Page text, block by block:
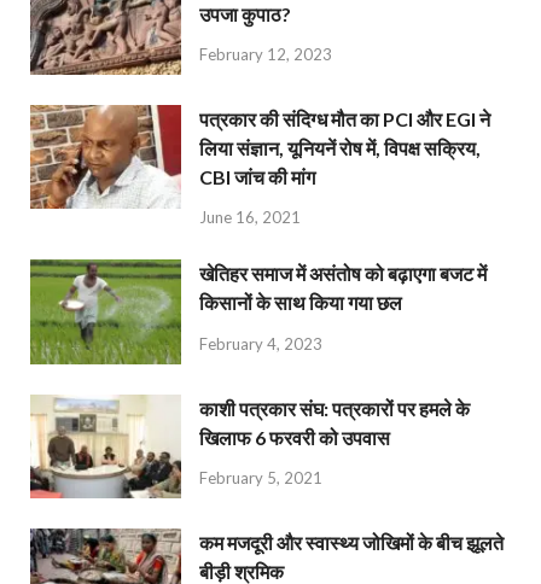
उपजा कुपाठ?
February 12, 2023
पत्रकार की संदिग्ध मौत का PCI और EGI ने
लिया संज्ञान, यूनियनें रोष में, विपक्ष सक्रिय,
CBI जांच की मांग
June 16, 2021
खेतिहर समाज में असंतोष को बढ़ाएगा बजट में
किसानों के साथ किया गया छल
February 4, 2023
काशी पत्रकार संघ: पत्रकारों पर हमले के
खिलाफ 6 फरवरी को उपवास
February 5, 2021
कम मजदूरी और स्वास्थ्य जोखिमों के बीच झूलते
बीड़ी श्रमिक